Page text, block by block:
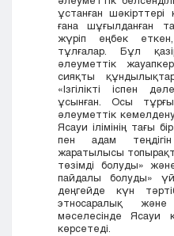
ұстанған шәкірттері
ғана шұғылданған
жүріп еңбек
тұлғалар. Бұл
әлеуметтік
сияқты
«Ізгілікті іспен
ұсынған. Осы
әлеуметтік
Ясауи ілімінің тағы
пен адам
жаратылысы
төзімді болуды»
пайдалы болуды»
деңгейде күн
этносаралық
мәселесінде Ясауи
көрсетеді.